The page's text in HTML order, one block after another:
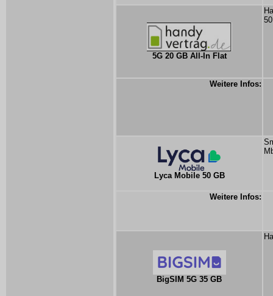
5G 20 GB All-In Flat
Weitere Infos:
Lyca Mobile 50 GB
Weitere Infos:
BigSIM 5G 35 GB